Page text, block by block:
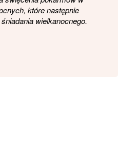
które następnie
wielkanocnego.